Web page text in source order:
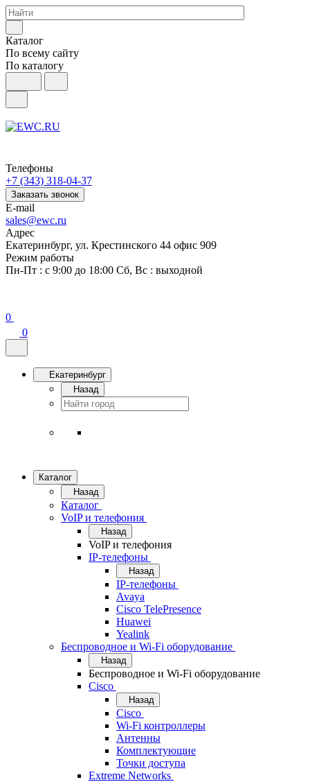
Каталог
По всему сайту
По каталогу
Телефоны
+7 (343) 318-04-37
Заказать звонок
E-mail
sales@ewc.ru
Адрес
Екатеринбург, ул. Крестинского 44 офис 909
Режим работы
Пн-Пт : с 9:00 до 18:00 Сб, Вс : выходной
0
0
Екатеринбург
Назад
Каталог
Назад
Каталог
VoIP и телефония
Назад
VoIP и телефония
IP-телефоны
Назад
IP-телефоны
Avaya
Cisco TelePresence
Huawei
Yealink
Беспроводное и Wi-Fi оборудование
Назад
Беспроводное и Wi-Fi оборудование
Cisco
Назад
Cisco
Wi-Fi контроллеры
Антенны
Комплектующие
Точки доступа
Extreme Networks